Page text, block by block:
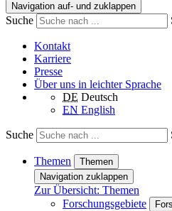
Navigation auf- und zuklappen
Suche
Kontakt
Karriere
Presse
Über uns in leichter Sprache
DE Deutsch
EN English
Suche
Themen
Themen
Navigation zuklappen
Zur Übersicht: Themen
Forschungsgebiete